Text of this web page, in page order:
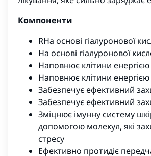
Компоненти
RНа основі гіалуронової
На основі гіалуронової
Наповнює клітини енергією
Наповнює клітини енергією
Забезпечує ефективний
Забезпечує ефективний
Зміцнює імунну систему
допомогою молекул, які
стресу
Ефективно протидіє